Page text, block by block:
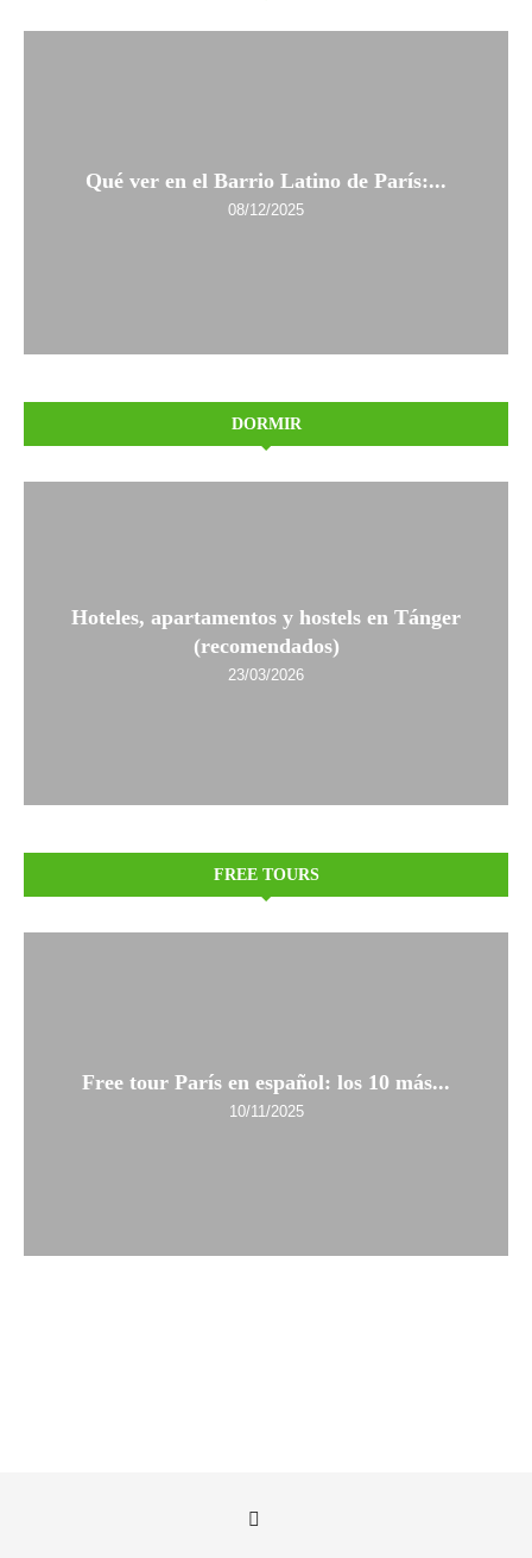
Qué ver en el Barrio Latino de París:...
08/12/2025
DORMIR
Hoteles, apartamentos y hostels en Tánger
(recomendados)
23/03/2026
FREE TOURS
Free tour París en español: los 10 más...
10/11/2025